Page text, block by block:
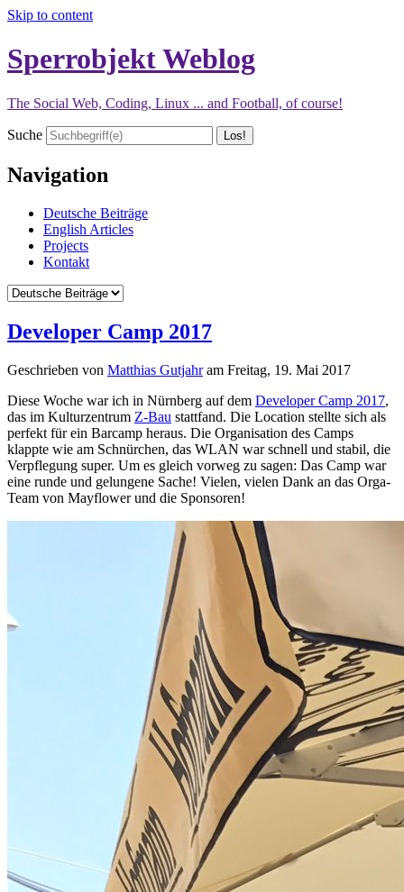
Skip to content
Sperrobjekt Weblog
The Social Web, Coding, Linux ... and Football, of course!
Suche
Navigation
Deutsche Beiträge
English Articles
Projects
Kontakt
Developer Camp 2017
Geschrieben von Matthias Gutjahram Freitag, 19. Mai 2017
Diese Woche war ich in Nürnberg auf dem Developer Camp 2017,
das im Kulturzentrum Z-Bau stattfand. Die Location stellte sich als
perfekt für ein Barcamp heraus. Die Organisation des Camps
klappte wie am Schnürchen, das WLAN war schnell und stabil, die
Verpflegung super. Um es gleich vorweg zu sagen: Das Camp war
eine runde und gelungene Sache! Vielen, vielen Dank an das Orga-
Team von Mayflower und die Sponsoren!